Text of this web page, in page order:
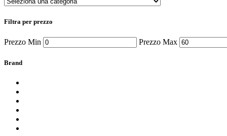
Filtra per prezzo
Prezzo Min Prezzo Max
Brand